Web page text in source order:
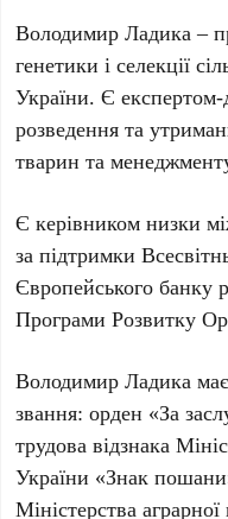
Володимир Ладика –
генетики і селекції
України. Є
розведення та
тварин та
Є керівником низки
за підтримки
Європейського банку
Програми Розвитку
Володимир Ладика
звання: орден «За
трудова відзнака
України «Знак
Міністерства